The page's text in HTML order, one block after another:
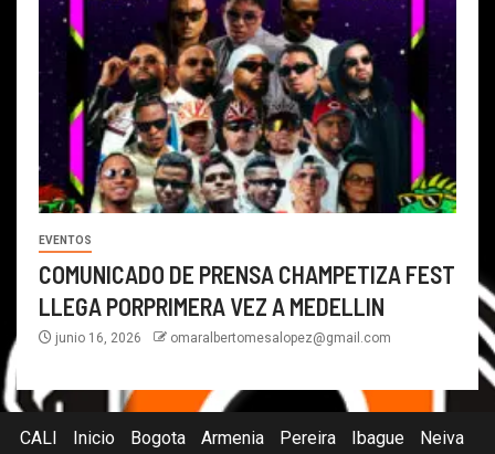
EVENTOS
COMUNICADO DE PRENSA CHAMPETIZA FEST
LLEGA PORPRIMERA VEZ A MEDELLIN
junio 16, 2026 omaralbertomesalopez@gmail.com
CALI Inicio Bogota Armenia Pereira Ibague Neiva